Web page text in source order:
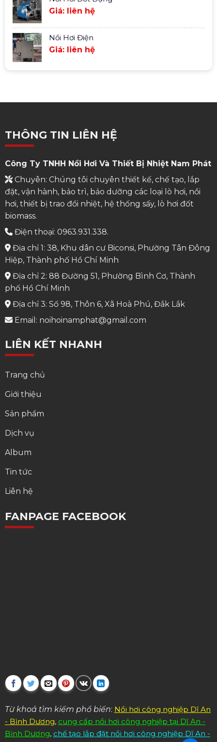
Giá: liên hệ
Nồi Hơi Điện
Giá: liên hệ
THÔNG TIN LIÊN HỆ
Công Ty TNHH Nồi Hơi Và Thiết Bị Nhiệt Nam Phát
Chuyên: Chúng tôi chuyên thiết kế, chế tạo, lắp
đặt, vận hành, bảo trì, bảo dưỡng các loại lò hơi, nồi
hơi, thiết bị trao đổi nhiệt, hệ thống sấy, lò hơi đốt
biomass.
Điện thoại: 0963.931.338.
Địa chỉ 1: 38, Khu dân cư Biconsi, Phường Tân Đông
Hiệp, Thành phố Hồ Chí Minh
Địa chỉ 2: 88 Đường 51, Phường Bình Cơ, Thành
phố Hồ Chí Minh
Địa chỉ 3: Số 98, Thôn 6, Xã Hoà Phú, Đắk Lắk
Email: noihoinamphat@gmail.com
LIÊN KẾT NHANH
Trang chủ
Giới thiệu
Sản phẩm
Dịch vụ
Album
Tin tức
Liên hệ
FANPAGE FACEBOOK
Từ khoá tìm kiếm phổ biến: Nồi hơi công nghiệp Dĩ An
- Bình Dương, cung cấp nồi hơi công nghiệp tại Dĩ An -
Bình Dương, chế tạo lắp đặt nồi hơi công nghiệp Dĩ An -